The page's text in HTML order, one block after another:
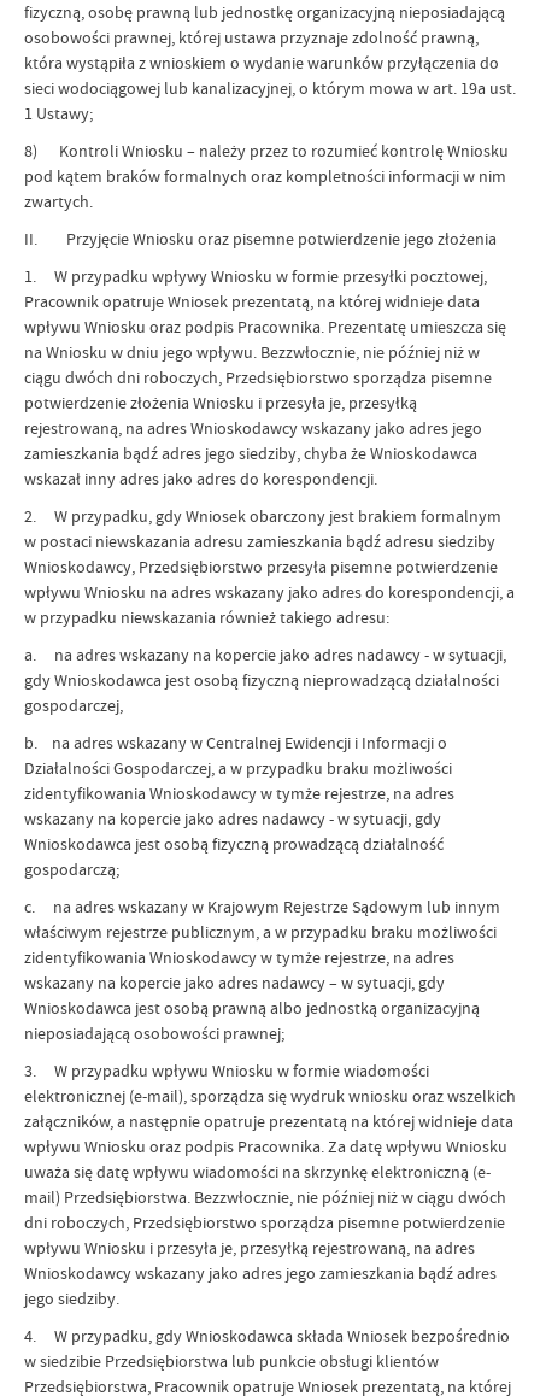
fizyczną, osobę prawną lub jednostkę organizacyjną nieposiadającą
osobowości prawnej, której ustawa przyznaje zdolność prawną,
która wystąpiła z wnioskiem o wydanie warunków przyłączenia do
sieci wodociągowej lub kanalizacyjnej, o którym mowa w art. 19a ust.
1 Ustawy;
8) Kontroli Wniosku – należy przez to rozumieć kontrolę Wniosku
pod kątem braków formalnych oraz kompletności informacji w nim
zwartych.
II. Przyjęcie Wniosku oraz pisemne potwierdzenie jego złożenia
1. W przypadku wpływy Wniosku w formie przesyłki pocztowej,
Pracownik opatruje Wniosek prezentatą, na której widnieje data
wpływu Wniosku oraz podpis Pracownika. Prezentatę umieszcza się
na Wniosku w dniu jego wpływu. Bezzwłocznie, nie później niż w
ciągu dwóch dni roboczych, Przedsiębiorstwo sporządza pisemne
potwierdzenie złożenia Wniosku i przesyła je, przesyłką
rejestrowaną, na adres Wnioskodawcy wskazany jako adres jego
zamieszkania bądź adres jego siedziby, chyba że Wnioskodawca
wskazał inny adres jako adres do korespondencji.
2. W przypadku, gdy Wniosek obarczony jest brakiem formalnym
w postaci niewskazania adresu zamieszkania bądź adresu siedziby
Wnioskodawcy, Przedsiębiorstwo przesyła pisemne potwierdzenie
wpływu Wniosku na adres wskazany jako adres do korespondencji, a
w przypadku niewskazania również takiego adresu:
a. na adres wskazany na kopercie jako adres nadawcy - w sytuacji,
gdy Wnioskodawca jest osobą fizyczną nieprowadzącą działalności
gospodarczej,
b. na adres wskazany w Centralnej Ewidencji i Informacji o
Działalności Gospodarczej, a w przypadku braku możliwości
zidentyfikowania Wnioskodawcy w tymże rejestrze, na adres
wskazany na kopercie jako adres nadawcy - w sytuacji, gdy
Wnioskodawca jest osobą fizyczną prowadzącą działalność
gospodarczą;
c. na adres wskazany w Krajowym Rejestrze Sądowym lub innym
właściwym rejestrze publicznym, a w przypadku braku możliwości
zidentyfikowania Wnioskodawcy w tymże rejestrze, na adres
wskazany na kopercie jako adres nadawcy – w sytuacji, gdy
Wnioskodawca jest osobą prawną albo jednostką organizacyjną
nieposiadającą osobowości prawnej;
3. W przypadku wpływu Wniosku w formie wiadomości
elektronicznej (e-mail), sporządza się wydruk wniosku oraz wszelkich
załączników, a następnie opatruje prezentatą na której widnieje data
wpływu Wniosku oraz podpis Pracownika. Za datę wpływu Wniosku
uważa się datę wpływu wiadomości na skrzynkę elektroniczną (e-
mail) Przedsiębiorstwa. Bezzwłocznie, nie później niż w ciągu dwóch
dni roboczych, Przedsiębiorstwo sporządza pisemne potwierdzenie
wpływu Wniosku i przesyła je, przesyłką rejestrowaną, na adres
Wnioskodawcy wskazany jako adres jego zamieszkania bądź adres
jego siedziby.
4. W przypadku, gdy Wnioskodawca składa Wniosek bezpośrednio
w siedzibie Przedsiębiorstwa lub punkcie obsługi klientów
Przedsiębiorstwa, Pracownik opatruje Wniosek prezentatą, na której